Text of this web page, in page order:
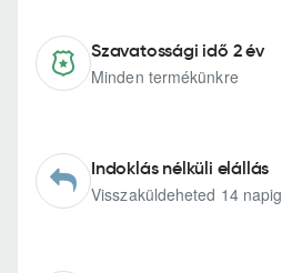
Szavatossági idő 2 év
Minden termékünkre
Indoklás nélküli elállás
Visszaküldeheted 14 napig